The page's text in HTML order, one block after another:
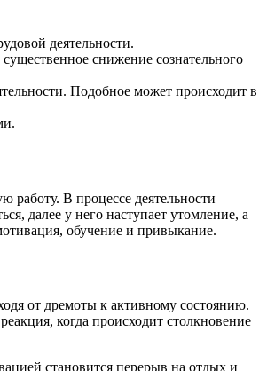
деятельности.
снижение сознательного
Подобное может происходит в
работу. В процессе деятельности
далее у него наступает утомление, а
обучение и привыкание.
от дремоты к активному состоянию.
когда происходит столкновение
становится перерыв на отдых и